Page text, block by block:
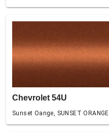
Chevrolet 54U
Sunset Oange, SUNSET ORANGE